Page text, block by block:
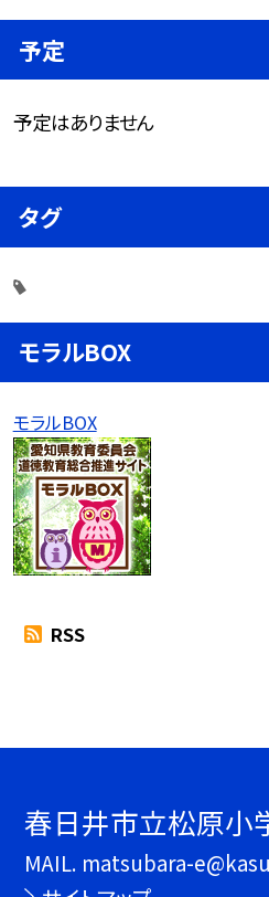
予定
予定はありません
タグ
モラルBOX
モラルBOX
RSS
春日井市立松原小
MAIL. matsubara-